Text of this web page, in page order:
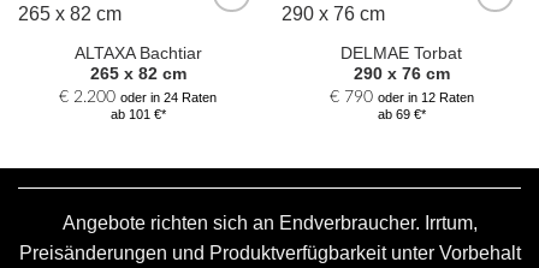
Auswahl
hinzufügen
ALTAXA Bachtiar
265 x 82 cm
€ 2.200 oder in 24 Raten
ab 101 €*
Auswahl
hinzufügen
DELMAE Torbat
290 x 76 cm
€790 oder in 12 Raten
ab 69 €*
Angebote richten sich an Endverbraucher. Irrtum,
Preisänderungen und Produktverfügbarkeit unter Vorbehalt